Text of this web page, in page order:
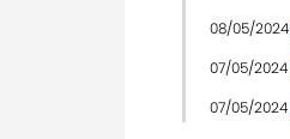
08/05/2024
07/05/2024
07/05/2024